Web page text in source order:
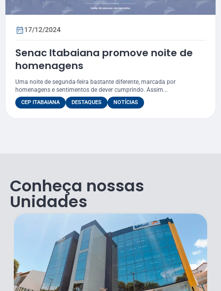
17/12/2024
Senac Itabaiana promove noite de
homenagens
Uma noite de segunda-feira bastante diferente, marcada por
homenagens e sentimentos de dever cumprindo. Assim...
CEP ITABAIANA DESTAQUES NOTÍCIAS
Conheça nossas
Unidades